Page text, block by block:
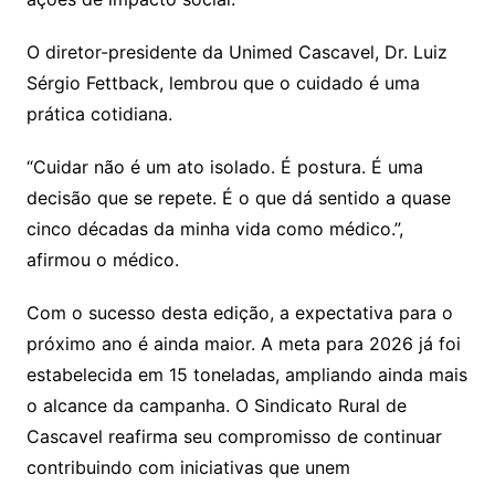
O diretor-presidente da Unimed Cascavel, Dr. Luiz
Sérgio Fettback, lembrou que o cuidado é uma
prática cotidiana.
“Cuidar não é um ato isolado. É postura. É uma
decisão que se repete. É o que dá sentido a quase
cinco décadas da minha vida como médico.”,
afirmou o médico.
Com o sucesso desta edição, a expectativa para o
próximo ano é ainda maior. A meta para 2026 já foi
estabelecida em 15 toneladas, ampliando ainda mais
o alcance da campanha. O Sindicato Rural de
Cascavel reafirma seu compromisso de continuar
contribuindo com iniciativas que unem